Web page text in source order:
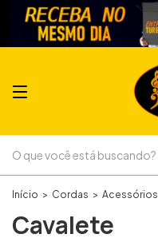
Início > Cordas > Acessórios
Cavalete